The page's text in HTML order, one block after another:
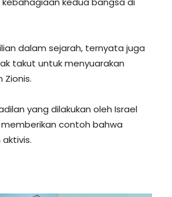
dalam sejarah, ternyata juga
takut untuk menyuarakan
yang dilakukan oleh Israel
contoh bahwa